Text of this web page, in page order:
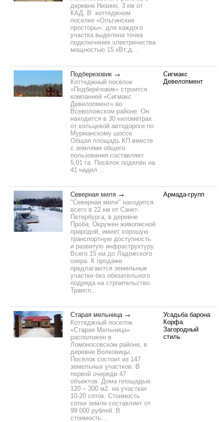
деревне Низино, 3 км от
КАД. В коттеджном
поселке «Ольгинские
просторы»: для каждого
участка выделена точка
подключения электричества
мощностью 15 кВт;д...
Подберезовик
Коттеджный посёлок
«Подберёзовик» строится
компанией «Сигмакс
Девелопмент» во
Всеволожском районе. Он
находится в 30 километрах
от кольцевой автодороги по
Мурманскому шоссе.
Общая площадь КП вместе
с землями общего
пользования составляет
5,01 га. Посёлок поделён на
41 надел ...
Сигмакс
Девелопмент
Северная миля
"Северная миля" находится
всего в 22 км от Санкт-
Петербурга, в деревне
Проба. Окружен живописной
природой, имеет хорошую
транспортную доступность
и развитую инфраструктуру.
Всего 15 км до Ладожского
озера. К продаже
предлагаются земельные
участки без обязательного
подряда на строительство.
Трансп...
Армада-групп
Старая мельница
Коттеджный поселок
«Старая Мельница»
расположен в
Ломоносовском районе, в
деревне Волковицы.
Посёлок состоит из 147
земельных участков. В
первой очереди 47
объектов. Дома площадью
120 – 300 м2. на участках
10-20 соток. Стоимость
сотки земли составляет от
99 000 рублей. В
стоимость...
Усадьба барона
Корфа,
Загородный
стиль